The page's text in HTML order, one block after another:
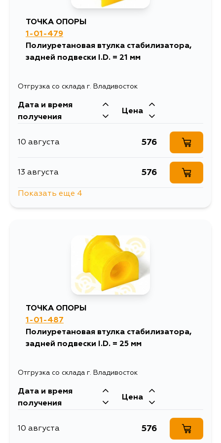
ТОЧКА ОПОРЫ
1-01-479
Полиуретановая втулка стабилизатора,
задней подвески I.D. = 21 мм
Отгрузка со склада г. Владивосток
Дата и время
получения
Цена
10 августа 576
13 августа 576
692
576
Показать еще 4
ТОЧКА ОПОРЫ
1-01-487
Полиуретановая втулка стабилизатора,
задней подвески I.D. = 25 мм
Отгрузка со склада г. Владивосток
Дата и время
получения
Цена
10 августа 576